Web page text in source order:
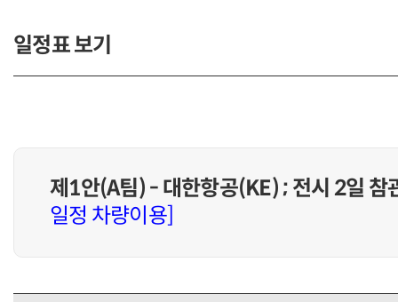
일정표 보기
제1안(A팀) - 대한항공(KE) ; 전시 2일 참
일정 차량이용]